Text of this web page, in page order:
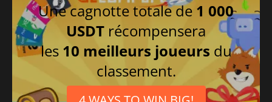
Une cagnotte totale de 1 000
USDT récompensera
les 10 meilleurs joueurs du
classement.